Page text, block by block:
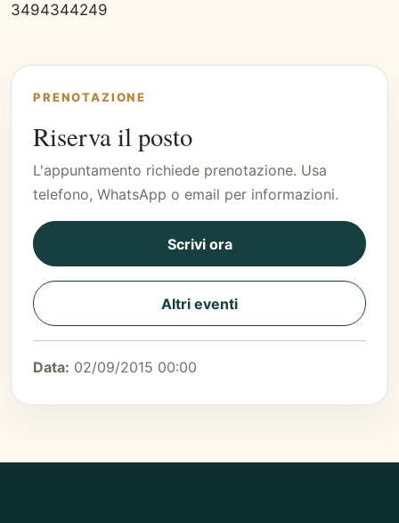
3494344249
PRENOTAZIONE
Riserva il posto
L'appuntamento richiede prenotazione. Usa
telefono, WhatsApp o email per informazioni.
Scrivi ora
Altri eventi
Data: 02/09/2015 00:00